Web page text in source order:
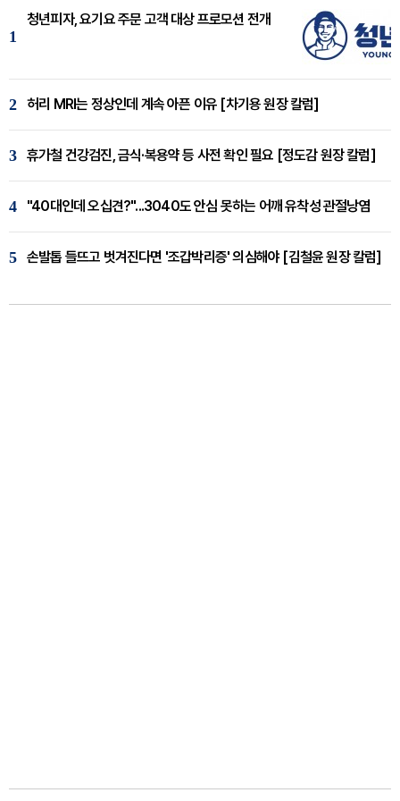
1
청년피자, 요기요 주문 고객 대상 프로모션 전개
2 허리 MRI는 정상인데 계속 아픈 이유 [차기용 원장 칼럼]
3 휴가철 건강검진, 금식·복용약 등 사전 확인 필요 [정도감 원장 칼럼]
4 "40대인데 오십견?"...3040도 안심 못하는 어깨 유착성 관절낭염
5 손발톱 들뜨고 벗겨진다면 '조갑박리증' 의심해야 [김철윤 원장 칼럼]